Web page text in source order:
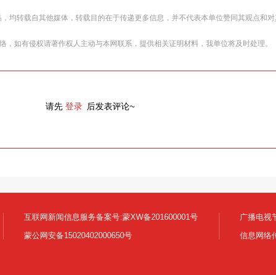
均转载自其他媒体，转载目的在于传递更多信息，并不代表本单位赞同其观点和对
如有侵权请著作权人主动与本网联系，提供相关证明材料，我单位将及时处理。
请先 登录 后发表评论~
互联网新闻信息服务备案号:蒙XW备201600001号
蒙公网安备15020402000650号
广播电视
信息网络